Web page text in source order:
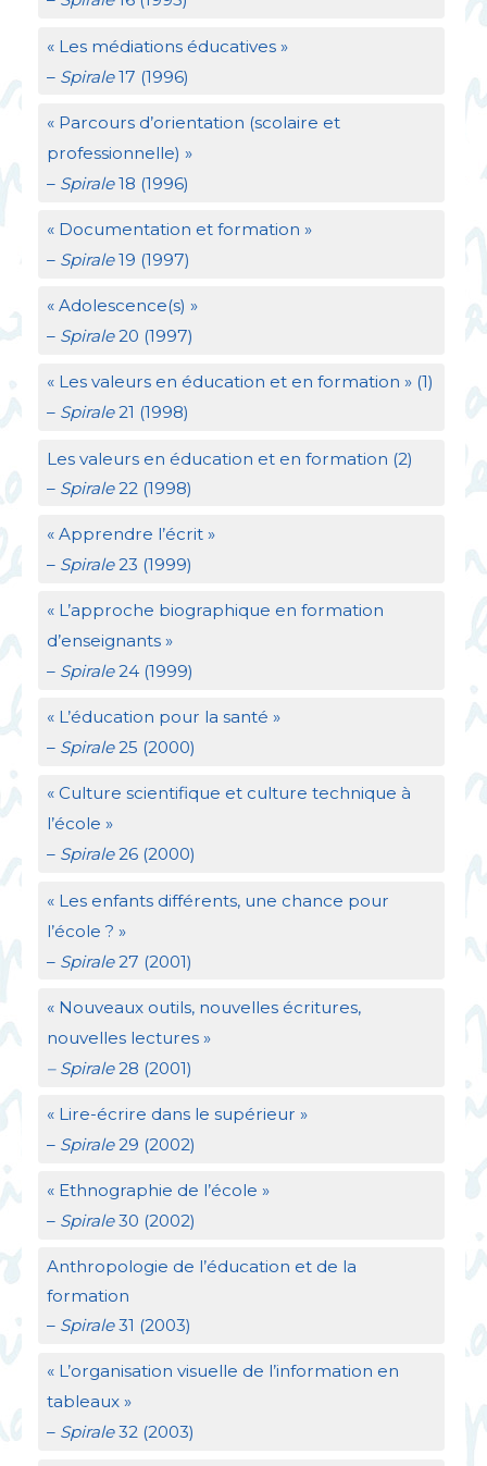
« Les médiations éducatives »
– Spirale17 (1996)
« Parcours d’orientation (scolaire et
professionnelle) »
– Spirale18 (1996)
« Documentation et formation »
– Spirale19 (1997)
« Adolescence(s) »
– Spirale20 (1997)
« Les valeurs en éducation et en formation » (1)
– Spirale21 (1998)
Les valeurs en éducation et en formation (2)
–Spirale22 (1998)
« Apprendre l’écrit »
– Spirale23 (1999)
« L’approche biographique en formation
d’enseignants »
– Spirale24 (1999)
« L’éducation pour la santé »
– Spirale25 (2000)
« Culture scientifique et culture technique à
l’école »
– Spirale26 (2000)
« Les enfants différents, une chance pour
l’école ? »
– Spirale27 (2001)
« Nouveaux outils, nouvelles écritures,
nouvelles lectures »
– Spirale28 (2001)
« Lire-écrire dans le supérieur »
– Spirale29 (2002)
« Ethnographie de l’école »
– Spirale30 (2002)
Anthropologie de l’éducation et de la
formation
– Spirale31 (2003)
« L’organisation visuelle de l’information en
tableaux »
– Spirale32 (2003)